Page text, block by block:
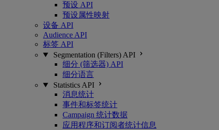
预设 API
预设属性映射
设备 API
Audience API
标签 API
Segmentation (Filters) API
细分 (筛选器) API
细分语言
Statistics API
消息统计
事件和标签统计
Campaign 统计数据
应用程序和订阅者统计信息